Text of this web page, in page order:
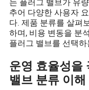
추어 다양한 사용자
다. 제품 분류를 살펴
하며, 비용 변동을 분
플러그 밸브를 선택
운영 효율성을
밸브 분류 이해